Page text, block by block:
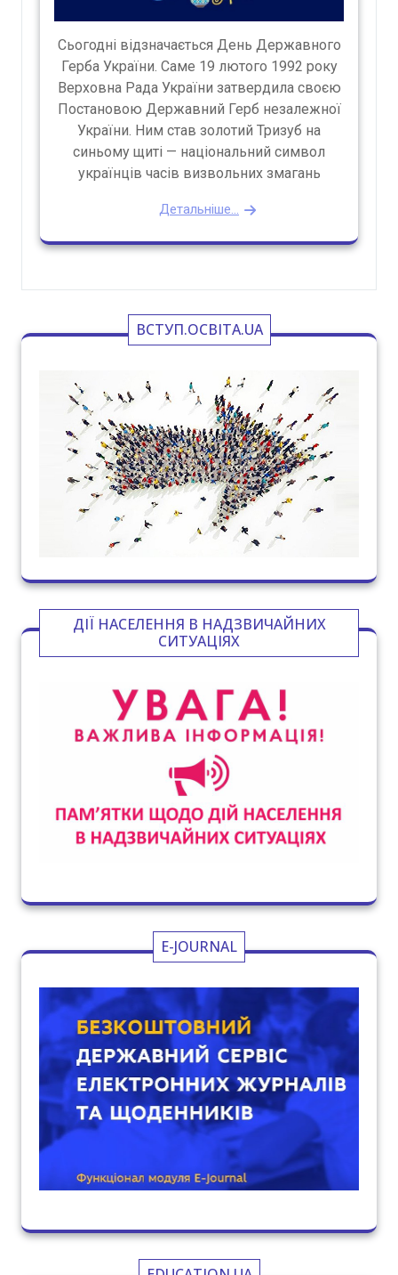
Сьогодні відзначається День Державного
Герба України. Саме 19 лютого 1992 року
Верховна Рада України затвердила своєю
Постановою Державний Герб незалежної
України. Ним став золотий Тризуб на
синьому щиті — національний символ
українців часів визвольних змагань
Детальніше...
ВСТУП.ОСВІТА.UA
ДІЇ НАСЕЛЕННЯ В НАДЗВИЧАЙНИХ
СИТУАЦІЯХ
E-JOURNAL